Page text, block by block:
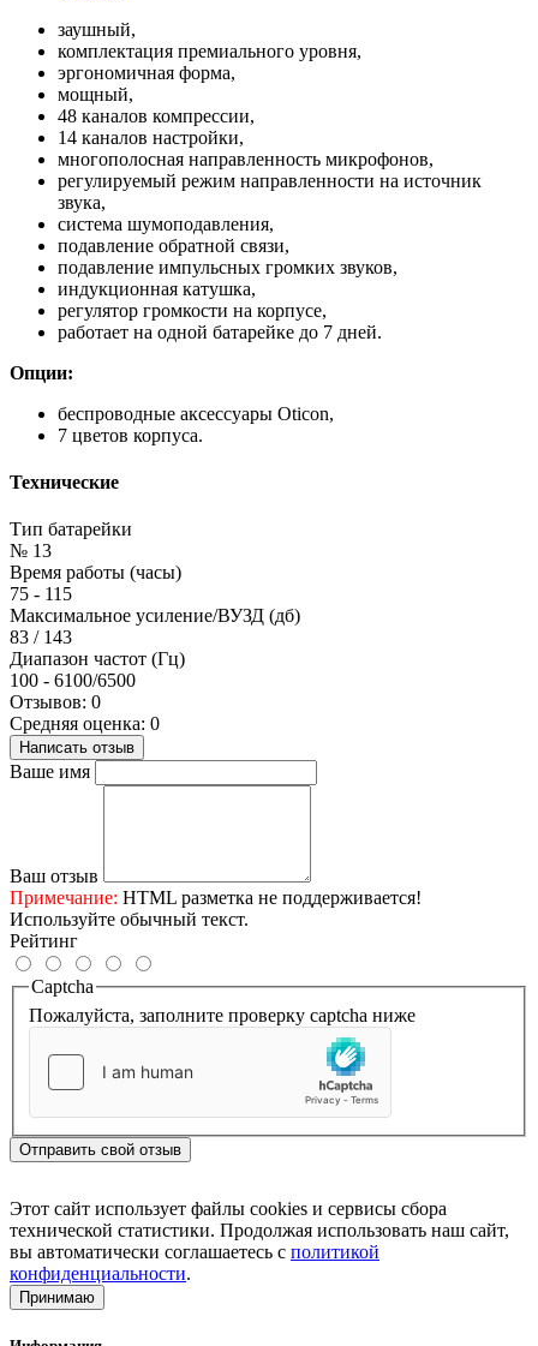
заушный,
комплектация премиального уровня,
эргономичная форма,
мощный,
48 каналов компрессии,
14 каналов настройки,
многополосная направленность микрофонов,
регулируемый режим направленности на источник
звука,
система шумоподавления,
подавление обратной связи,
подавление импульсных громких звуков,
индукционная катушка,
регулятор громкости на корпусе,
работает на одной батарейке до 7 дней.
Опции:
беспроводные аксессуары Oticon,
7 цветов корпуса.
Технические
Тип батарейки
№ 13
Время работы (часы)
75 - 115
Максимальное усиление/ВУЗД (дб)
83 / 143
Диапазон частот (Гц)
100 - 6100/6500
Отзывов: 0
Средняя оценка: 0
Написать отзыв
Ваше имя
Ваш отзыв
Примечание: HTML разметка не поддерживается!
Используйте обычный текст.
Рейтинг
Captcha
Пожалуйста, заполните проверку captcha ниже
Отправить свой отзыв
Этот сайт использует файлы cookies и сервисы сбора
технической статистики. Продолжая использовать наш сайт,
вы автоматически соглашаетесь с политикой
конфиденциальности.
Принимаю